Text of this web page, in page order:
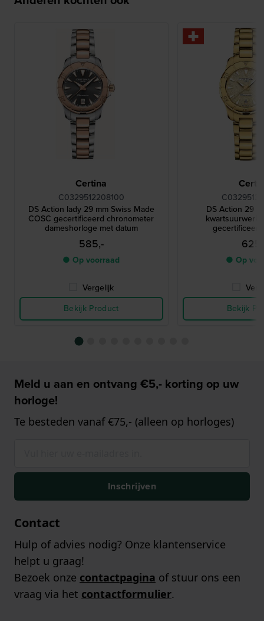
Certina
C0329512208100
DS Action lady 29 mm Swiss Made
COSC gecertificeerd chronometer
dameshorloge met datum
585,-
● Op voorraad
Vergelijk
Bekijk Product
DS Action 29
kwartsuurwerk
● Op
Bekijk
Meld u aan en ontvang €5,- korting op uw
horloge!
Te besteden vanaf €75,- (alleen op horloges)
Inschrijven
Contact
Hulp of advies nodig? Onze klantenservice
helpt u graag!
Bezoek onze contactpagina of stuur ons een
vraag via het contactformulier.